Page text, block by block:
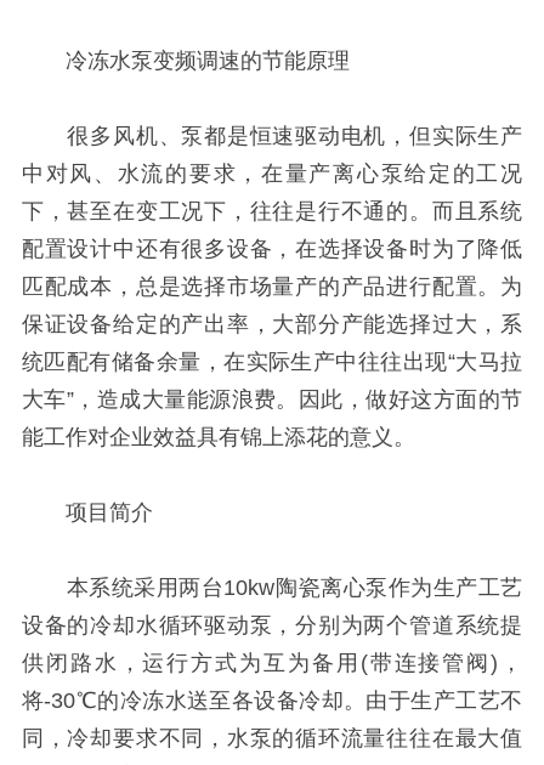
冷冻水泵变频调速的节能原理
很多风机、泵都是恒速驱动电机，但实际生产
中对风、水流的要求，在量产离心泵给定的工况
下，甚至在变工况下，往往是行不通的。而且系统
配置设计中还有很多设备，在选择设备时为了降低
匹配成本，总是选择市场量产的产品进行配置。为
保证设备给定的产出率，大部分产能选择过大，系
统匹配有储备余量，在实际生产中往往出现“大马拉
大车”，造成大量能源浪费。因此，做好这方面的节
能工作对企业效益具有锦上添花的意义。
项目简介
本系统采用两台10kw陶瓷离心泵作为生产工艺
设备的冷却水循环驱动泵，分别为两个管道系统提
供闭路水，运行方式为互为备用(带连接管阀)，
将-30℃的冷冻水送至各设备冷却。由于生产工艺不
同，冷却要求不同，水泵的循环流量往往在最大值